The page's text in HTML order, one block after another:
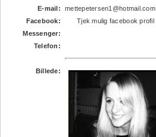
E-mail:
mettepetersen1@hotmail.com
Facebook:
Tjek mulig facebook profil
Messenger:
Telefon:
Billede: